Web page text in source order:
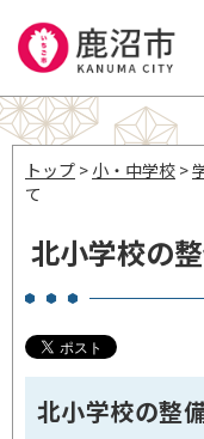
トップ > 小・中学校 >
て
北小学校の
北小学校の整